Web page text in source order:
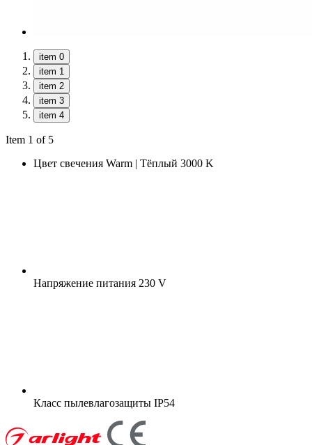
item 0
item 1
item 2
item 3
item 4
Item 1 of 5
Цвет свечения Warm | Тёплый 3000 K
Напряжение питания 230 V
Класс пылевлагозащиты IP54